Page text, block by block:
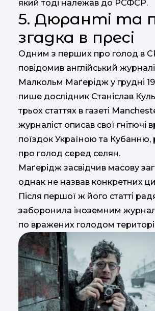
який тоді належав до РСФСР.
5. Дюранті та
згадка в пресі
Одним з перших про голод в
повідомив англійський
Малкольм Маґерідж у грудні
пише дослідник Станіслав
трьох статтях в газеті
журналіст описав свої гнітючі
поїздок Україною та Кубанню,
про голод серед селян.
Маґерідж засвідчив масову
однак не назвав конкретних
Після першої ж його статті
заборонила іноземним
по вражених голодом